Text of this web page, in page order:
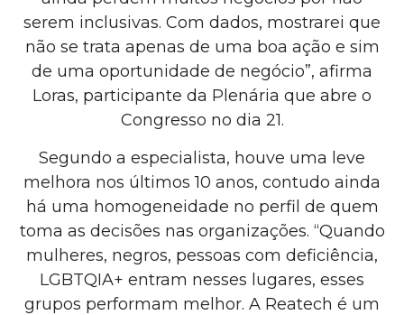
serem inclusivas. Com dados, mostrarei que
não se trata apenas de uma boa ação e sim
de uma oportunidade de negócio”, afirma
Loras, participante da Plenária que abre o
Congresso no dia 21.
Segundo a especialista, houve uma leve
melhora nos últimos 10 anos, contudo ainda
há uma homogeneidade no perfil de quem
toma as decisões nas organizações. “Quando
mulheres, negros, pessoas com deficiência,
LGBTQIA+ entram nesses lugares, esses
grupos performam melhor. A Reatech é um